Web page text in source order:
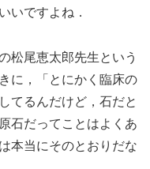
いですよね．
松尾恵太郎先生という
に，「とにかく臨床の
てるんだけど，石だと
石だってことはよくあ
本当にそのとおりだな